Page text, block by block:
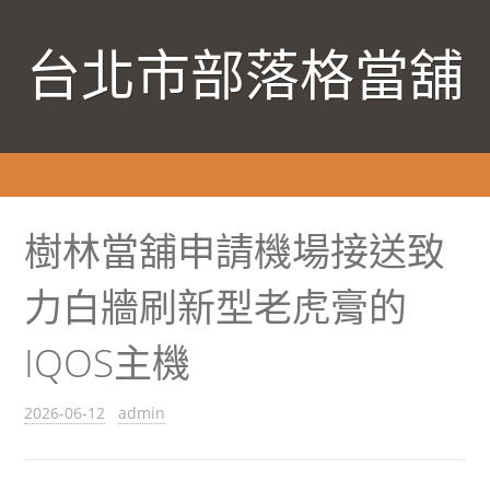
台北市部落格當舖
樹林當舖申請機場接送致
力白牆刷新型老虎膏的
IQOS主機
2026-06-12 admin